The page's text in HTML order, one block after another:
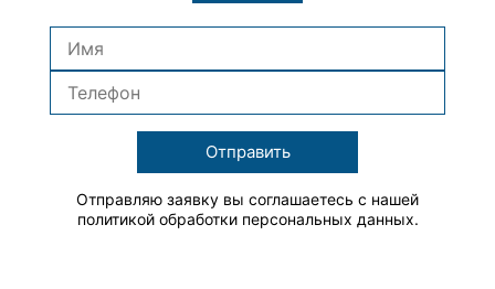
Отправить
Отправляю заявку вы соглашаетесь с нашей
политикой обработки персональных данных.